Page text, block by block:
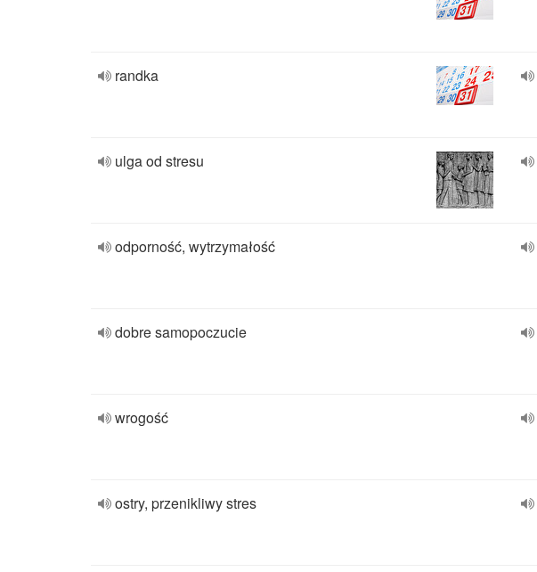
randka
ulga od stresu
odporność, wytrzymałość
dobre samopoczucie
wrogość
ostry, przenikliwy stres